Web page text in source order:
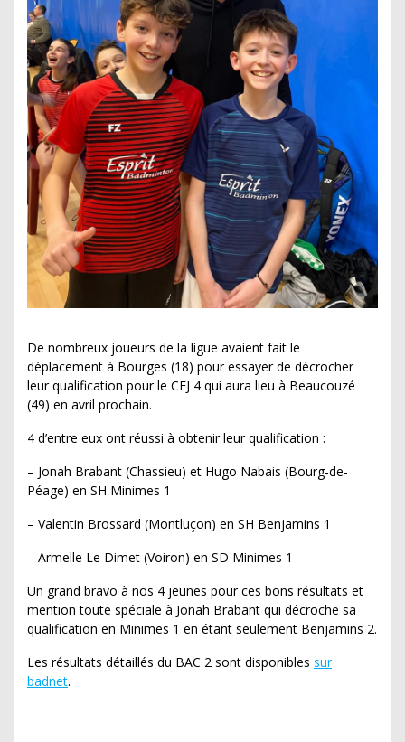
De nombreux joueurs de la ligue avaient fait le
déplacement à Bourges (18) pour essayer de décrocher
leur qualification pour le CEJ 4 qui aura lieu à Beaucouzé
(49) en avril prochain.
4 d’entre eux ont réussi à obtenir leur qualification :
– Jonah Brabant (Chassieu) et Hugo Nabais (Bourg-de-
Péage) en SH Minimes 1
– Valentin Brossard (Montluçon) en SH Benjamins 1
– Armelle Le Dimet (Voiron) en SD Minimes 1
Un grand bravo à nos 4 jeunes pour ces bons résultats et
mention toute spéciale à Jonah Brabant qui décroche sa
qualification en Minimes 1 en étant seulement Benjamins 2.
Les résultats détaillés du BAC 2 sont disponibles sur
badnet.